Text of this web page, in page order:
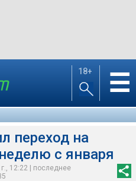
18+ ☰
переход на
с января
12:22 | последнее